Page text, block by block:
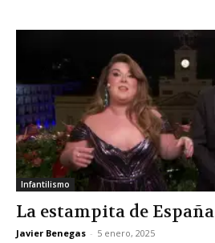
Infantilismo
La estampita de España
Javier Benegas - 5 enero, 2025